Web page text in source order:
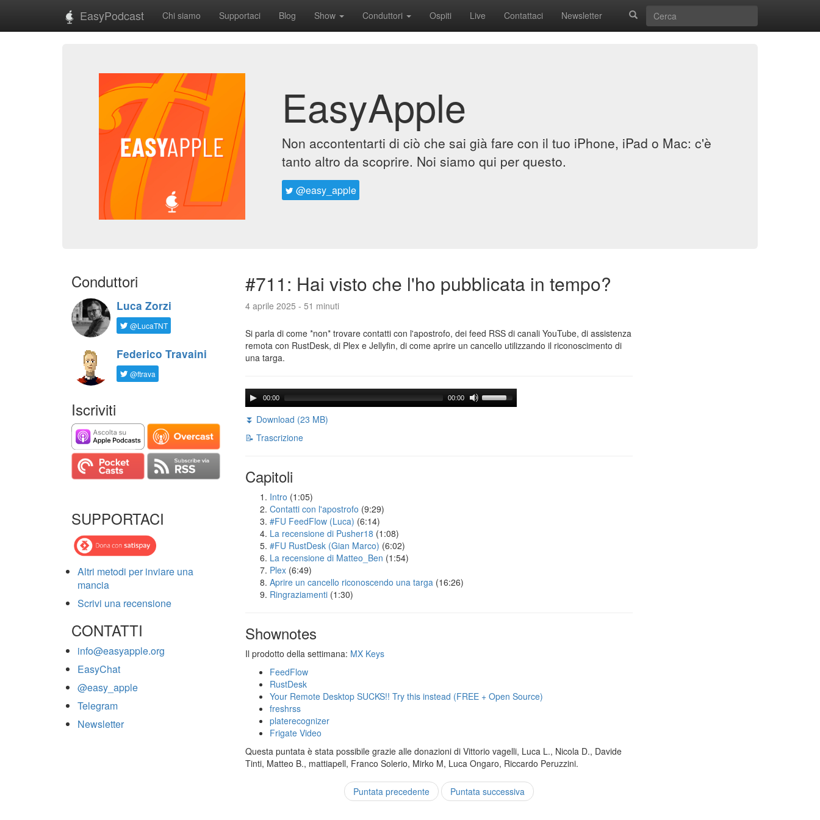
EasyPodcast Chi siamo Supportaci Blog Show Conduttori Ospiti Live Contattaci Newsletter
EasyApple
Non accontentarti di ciò che sai già fare con il tuo iPhone, iPad o Mac: c'è
tanto altro da scoprire. Noi siamo qui per questo.
@easy_apple
Conduttori
Luca Zorzi
@LucaTNT
Federico Travaini
@ftrava
Iscriviti
SUPPORTACI
Altri metodi per inviare una
mancia
Scrivi una recensione
CONTATTI
info@easyapple.org
EasyChat
@easy_apple
Telegram
Newsletter
#711: Hai visto che l'ho pubblicata in tempo?
4 aprile 2025 - 51 minuti
Si parla di come *non* trovare contatti con l'apostrofo, dei feed RSS di canali YouTube, di assistenza
remota con RustDesk, di Plex e Jellyfin, di come aprire un cancello utilizzando il riconoscimento di
una targa.
00:00 00:00
⏬ Download (23 MB)
📝 Trascrizione
Capitoli
Intro (1:05)
Contatti con l'apostrofo (9:29)
#FU FeedFlow (Luca) (6:14)
La recensione di Pusher18 (1:08)
#FU RustDesk (Gian Marco) (6:02)
La recensione di Matteo_Ben (1:54)
Plex (6:49)
Aprire un cancello riconoscendo una targa (16:26)
Ringraziamenti (1:30)
Shownotes
Il prodotto della settimana: MX Keys
FeedFlow
RustDesk
Your Remote Desktop SUCKS!! Try this instead (FREE + Open Source)
freshrss
platerecognizer
Frigate Video
Questa puntata è stata possibile grazie alle donazioni di Vittorio vagelli, Luca L., Nicola D., Davide
Tinti, Matteo B., mattiapell, Franco Solerio, Mirko M, Luca Ongaro, Riccardo Peruzzini.
Puntata precedente Puntata successiva